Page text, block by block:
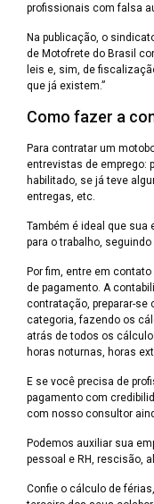
profissionais com falsa
Na publicação, o
de Motofrete do Brasil
leis e, sim, de
que já existem.”
Como fazer a
Para contratar um
entrevistas de emprego:
habilitado, se já teve
entregas, etc.
Também é ideal que sua
para o trabalho,
Por fim, entre em
de pagamento. A
contratação, preparar-se
categoria, fazendo os
atrás de todos os
horas noturnas, horas
E se você precisa de
pagamento com
com nosso consultor
Podemos auxiliar sua
pessoal e RH, rescisão,
Confie o cálculo de